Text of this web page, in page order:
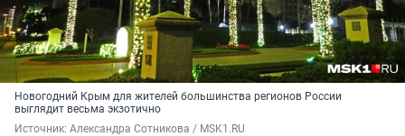
Новогодний Крым для жителей большинства регионов России
выглядит весьма экзотично
Источник: Александра Сотникова / MSK1.RU